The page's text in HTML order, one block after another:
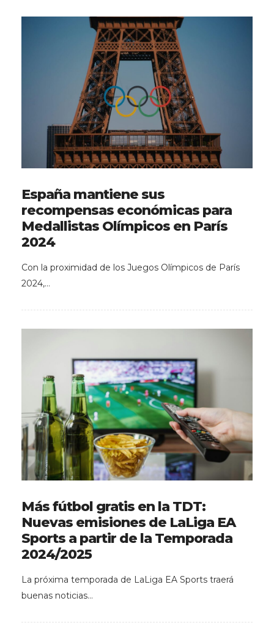
España mantiene sus
recompensas económicas para
Medallistas Olímpicos en París
2024
Con la proximidad de los Juegos Olímpicos de París
2024,…
Más fútbol gratis en la TDT:
Nuevas emisiones de LaLiga EA
Sports a partir de la Temporada
2024/2025
La próxima temporada de LaLiga EA Sports traerá
buenas noticias…